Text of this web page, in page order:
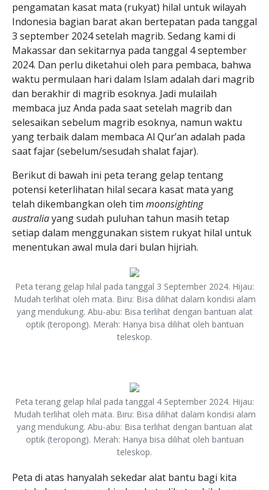
pengamatan kasat mata (rukyat) hilal untuk wilayah
Indonesia bagian barat akan bertepatan pada tanggal
3 september 2024 setelah magrib. Sedang kami di
Makassar dan sekitarnya pada tanggal 4 september
2024. Dan perlu diketahui oleh para pembaca, bahwa
waktu permulaan hari dalam Islam adalah dari magrib
dan berakhir di magrib esoknya. Jadi mulailah
membaca juz Anda pada saat setelah magrib dan
selesaikan sebelum magrib esoknya, namun waktu
yang terbaik dalam membaca Al Qur’an adalah pada
saat fajar (sebelum/sesudah shalat fajar).
Berikut di bawah ini peta terang gelap tentang
potensi keterlihatan hilal secara kasat mata yang
telah dikembangkan oleh tim moonsighting
australiayang sudah puluhan tahun masih tetap
setiap dalam menggunakan sistem rukyat hilal untuk
menentukan awal mula dari bulan hijriah.
Peta terang gelap hilal pada tanggal 3 September 2024. Hijau:
Mudah terlihat oleh mata. Biru: Bisa dilihat dalam kondisi alam
yang mendukung. Abu-abu: Bisa terlihat dengan bantuan alat
optik (teropong). Merah: Hanya bisa dilihat oleh bantuan
teleskop.
Peta terang gelap hilal pada tanggal 4 September 2024. Hijau:
Mudah terlihat oleh mata. Biru: Bisa dilihat dalam kondisi alam
yang mendukung. Abu-abu: Bisa terlihat dengan bantuan alat
optik (teropong). Merah: Hanya bisa dilihat oleh bantuan
teleskop.
Peta di atas hanyalah sekedar alat bantu bagi kita